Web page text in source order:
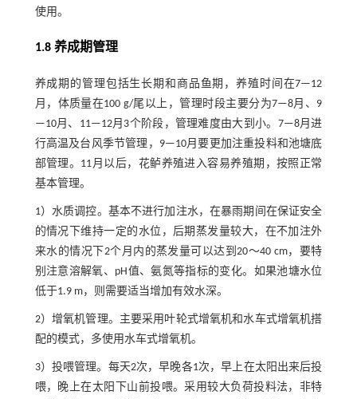
使用。
1.8 养成期管理
养成期的管理包括生长期和商品鱼期，养殖时间在7—12
月，体质量在100 g/尾以上，管理时段主要分为7—8月、9
—10月、11—12月3个阶段，管理难度由大到小。7—8月进
行高温及台风季节管理，9—10月要更加注重投料和池塘底
部管理。11月以后，花鲈养殖进入容易养殖期，按照正常
基本管理。
1）水质调控。基本不进行加注水，在暴雨期间在保证安全
的情况下维持一定的水位，后期蒸发量较大，在不加注外
来水的情况下2个月内的蒸发量可以达到20～40 cm，要特
别注意溶解氧、pH值、氨氮等指标的变化。如果池塘水位
低于1.9 m，则需要适当增加有效水深。
2）增氧机管理。主要采用叶轮式增氧机和水车式增氧机搭
配的模式，多使用水车式增氧机。
3）投喂管理。每天2次，早晚各1次，早上在太阳出来后投
喂，晚上在太阳下山前投喂。采用较大负荷投料法，非特